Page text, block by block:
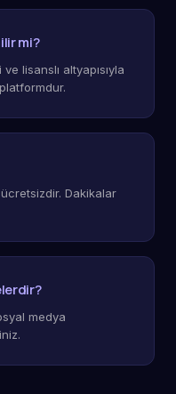
mi?
lisanslı altyapısıyla
Dakikalar
medya